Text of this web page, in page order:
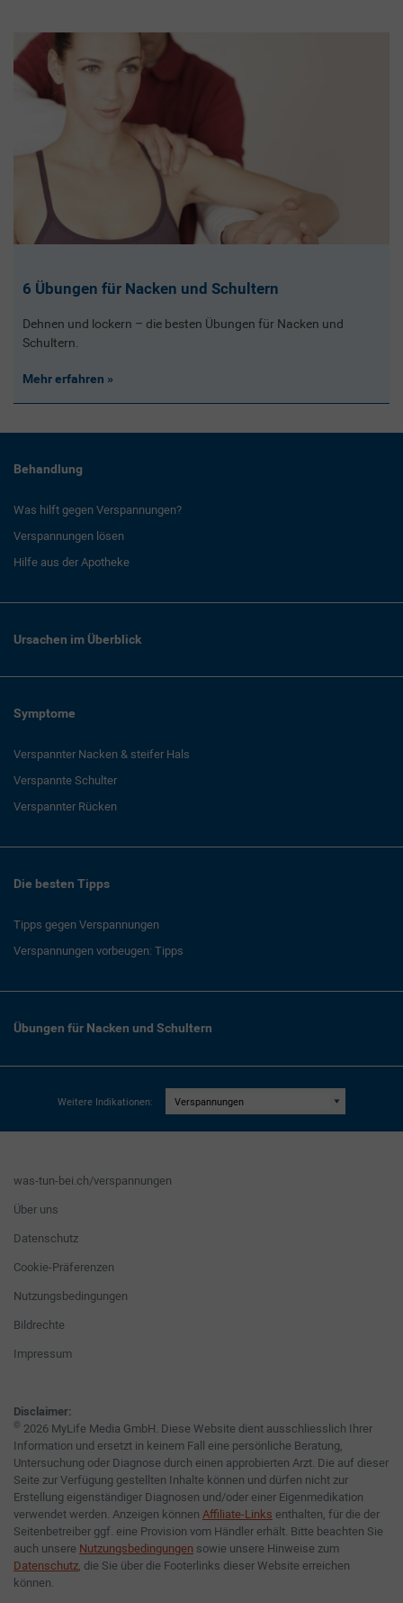
6 Übungen für Nacken und Schultern
Dehnen und lockern – die besten Übungen für Nacken und
Schultern.
Mehr erfahren
Behandlung
Was hilft gegen Verspannungen?
Verspannungen lösen
Hilfe aus der Apotheke
Ursachen im Überblick
Symptome
Verspannter Nacken & steifer Hals
Verspannte Schulter
Verspannter Rücken
Die besten Tipps
Tipps gegen Verspannungen
Verspannungen vorbeugen: Tipps
Übungen für Nacken und Schultern
Weitere Indikationen:
was-tun-bei.ch/verspannungen
Über uns
Datenschutz
Cookie-Präferenzen
Nutzungsbedingungen
Bildrechte
Impressum
Disclaimer:
© 2026 MyLife Media GmbH. Diese Website dient ausschliesslich Ihrer
Information und ersetzt in keinem Fall eine persönliche Beratung,
Untersuchung oder Diagnose durch einen approbierten Arzt. Die auf dieser
Seite zur Verfügung gestellten Inhalte können und dürfen nicht zur
Erstellung eigenständiger Diagnosen und/oder einer Eigenmedikation
verwendet werden. Anzeigen können Affiliate-Links enthalten, für die der
Seitenbetreiber ggf. eine Provision vom Händler erhält. Bitte beachten Sie
auch unsere Nutzungsbedingungen sowie unsere Hinweise zum
Datenschutz, die Sie über die Footerlinks dieser Website erreichen
können.